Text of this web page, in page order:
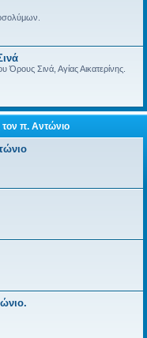
Σινά, Αγίας Αικατερίνης.
π. Αντώνιο